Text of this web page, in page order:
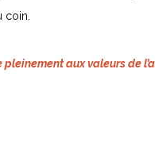
coin.
pleinement aux valeurs de